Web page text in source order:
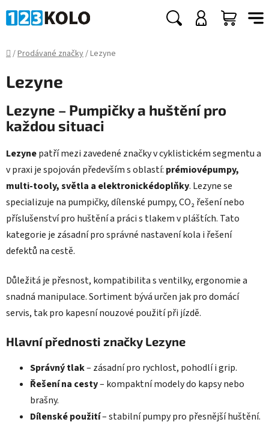
na
Hledat
Domů
/Prodávané značky/Lezyne
Lezyne
Lezyne – Pumpičky a huštění pro
každou situaci
Lezynepatří mezi zavedené značky v cyklistickém segmentu a
v praxi je spojován především s oblastí: prémiovépumpy,
multi-tooly, světla a elektronickédoplňky. Lezyne se
specializuje na pumpičky, dílenské pumpy, CO₂ řešení nebo
příslušenství pro huštění a práci s tlakem v pláštích. Tato
kategorie je zásadní pro správné nastavení kola i řešení
defektů na cestě.
Důležitá je přesnost, kompatibilita s ventilky, ergonomie a
snadná manipulace. Sortiment bývá určen jak pro domácí
servis, tak pro kapesní nouzové použití při jízdě.
Hlavní přednosti značky Lezyne
Správný tlak– zásadní pro rychlost, pohodlí i grip.
Řešení na cesty– kompaktní modely do kapsy nebo
brašny.
Dílenské použití– stabilní pumpy pro přesnější huštění.